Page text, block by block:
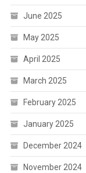
June 2025
May 2025
April 2025
March 2025
February 2025
January 2025
December 2024
November 2024